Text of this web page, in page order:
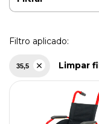
Filtro aplicado:
35,5 Limpar